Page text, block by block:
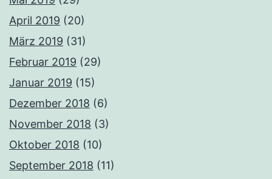
April 2019 (20)
März 2019 (31)
Februar 2019 (29)
Januar 2019 (15)
Dezember 2018 (6)
November 2018 (3)
Oktober 2018 (10)
September 2018 (11)